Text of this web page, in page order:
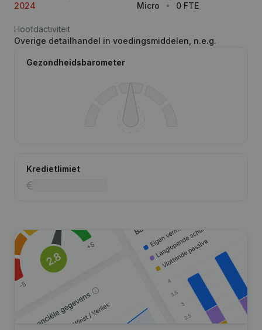
2024
Micro
0 FTE
Hoofdactiviteit
Overige detailhandel in voedingsmiddelen, n.e.g.
Gezondheidsbarometer
Kredietlimiet